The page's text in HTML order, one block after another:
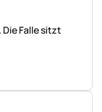
Falle sitzt